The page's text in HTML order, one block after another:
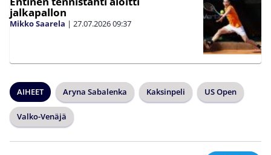
jalkapallon
Mikko Saarela | 27.07.202609:37
AIHEET Aryna Sabalenka Kaksinpeli US Open
Valko-Venäjä